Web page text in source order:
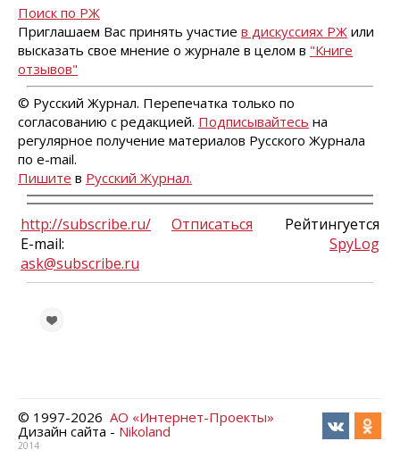
Поиск по РЖ
Приглашаем Вас принять участие в дискуссиях РЖ или
высказать свое мнение о журнале в целом в "Книге
отзывов"
© Русский Журнал. Перепечатка только по
согласованию с редакцией. Подписывайтесь на
регулярное получение материалов Русского Журнала
по e-mail.
Пишите в Русский Журнал.
http://subscribe.ru/
E-mail:
ask@subscribe.ru
Отписаться
Рейтингуется
SpyLog
© 1997-2026 АО «Интернет-Проекты»
Дизайн сайта - Nikoland
2014